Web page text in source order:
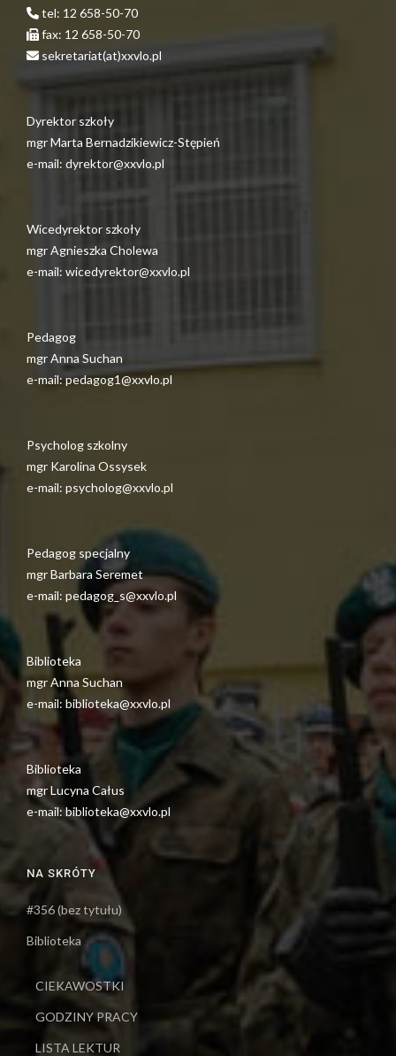
tel: 12 658-50-70
fax: 12 658-50-70
sekretariat(at)xxvlo.pl
Dyrektor szkoły
mgr Marta Bernadzikiewicz-Stępień
e-mail: dyrektor@xxvlo.pl
Wicedyrektor szkoły
mgr Agnieszka Cholewa
e-mail: wicedyrektor@xxvlo.pl
Pedagog
mgr Anna Suchan
e-mail: pedagog1@xxvlo.pl
Psycholog szkolny
mgr Karolina Ossysek
e-mail: psycholog@xxvlo.pl
Pedagog specjalny
mgr Barbara Seremet
e-mail: pedagog_s@xxvlo.pl
Biblioteka
mgr Anna Suchan
e-mail: biblioteka@xxvlo.pl
Biblioteka
mgr Lucyna Całus
e-mail: biblioteka@xxvlo.pl
NA SKRÓTY
#356 (bez tytułu)
Biblioteka
CIEKAWOSTKI
GODZINY PRACY
LISTA LEKTUR